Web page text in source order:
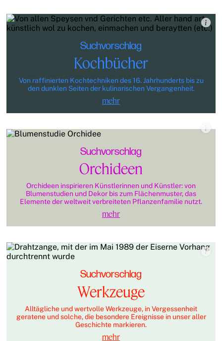
Suchvorschlag
Kochbücher
Von raffinierten Kochtechniken des 16. Jahrhunderts bis zu
den dunklen Seiten der kulinarischen Vergangenheit.
mehr
Suchvorschlag
Orchideen
Orchideen inspirieren Künstlerinnen und Künstler: von
Blumenstudien und Dekor bis zum Flächenmuster, das
Elemente der weltweit verbreiteten Pflanzenfamilie nutzt.
mehr
Suchvorschlag
Werkzeuge
Alltägliche und wertvolle Werkzeuge, in Vergessenheit
geratene und solche, die besondere Ereignisse in unser aller
Geschichte markieren.
mehr